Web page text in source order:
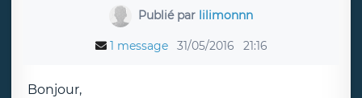
Publié par lilimonnn
1 message 31/05/2016 21:16
Bonjour,